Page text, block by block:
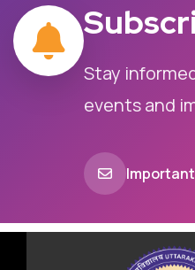
Stay
events and